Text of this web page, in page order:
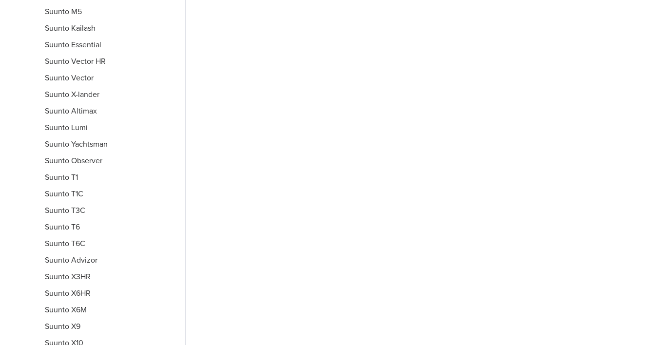
Suunto M5
Suunto Kailash
Suunto Essential
Suunto Vector HR
Suunto Vector
Suunto X-lander
Suunto Altimax
Suunto Lumi
Suunto Yachtsman
Suunto Observer
Suunto T1
Suunto T1C
Suunto T3C
Suunto T6
Suunto T6C
Suunto Advizor
Suunto X3HR
Suunto X6HR
Suunto X6M
Suunto X9
Suunto X10